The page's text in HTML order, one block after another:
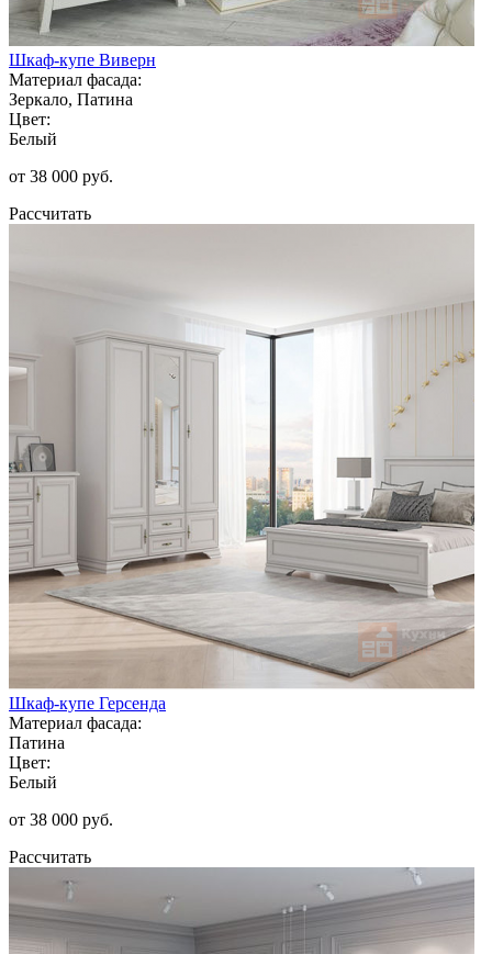
Шкаф-купе Виверн
Материал фасада:
Зеркало, Патина
Цвет:
Белый
от 38 000 руб.
Рассчитать
Шкаф-купе Герсенда
Материал фасада:
Патина
Цвет:
Белый
от 38 000 руб.
Рассчитать